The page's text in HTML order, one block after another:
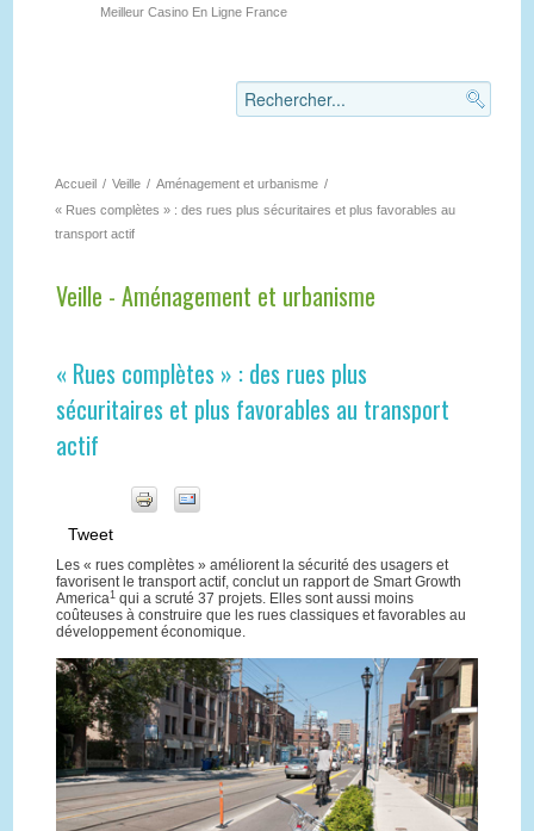
Meilleur Casino En Ligne France
Accueil / Veille / Aménagement et urbanisme /
« Rues complètes » : des rues plus sécuritaires et plus favorables au
transport actif
Veille - Aménagement et urbanisme
« Rues complètes » : des rues plus
sécuritaires et plus favorables au transport
actif
Tweet
Les « rues complètes » améliorent la sécurité des usagers et
favorisent le transport actif, conclut un rapport de Smart Growth
America1qui a scruté 37 projets. Elles sont aussi moins
coûteuses à construire que les rues classiques et favorables au
développement économique.